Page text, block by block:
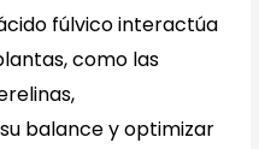
fúlvico interactúa
como las
balance y optimizar